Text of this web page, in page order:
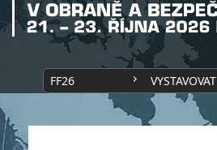
FF26 VYSTAVOVAT